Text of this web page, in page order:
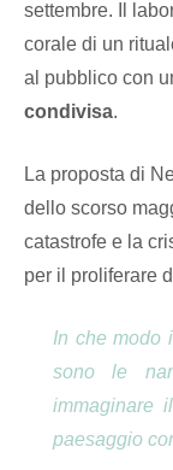
settembre. Il
corale di un
al pubblico con
condivisa.
La proposta di
dello scorso
catastrofe e la
per il proliferare
In che modo
sono le
immaginare
paesaggio